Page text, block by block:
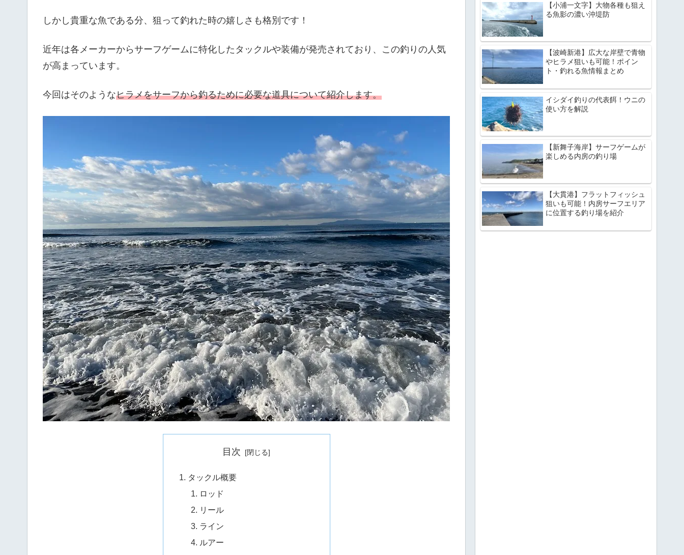
しかし貴重な魚である分、狙って釣れた時の嬉しさも格別です！
近年は各メーカーからサーフゲームに特化したタックルや装備が発売されており、この釣りの人気
が高まっています。
今回はそのようなヒラメをサーフから釣るために必要な道具について紹介します。
目次
タックル概要
ロッド
リール
ライン
ルアー
【小浦一文字】大物各種も狙え
る魚影の濃い沖堤防
【波崎新港】広大な岸壁で青物
やヒラメ狙いも可能！ポイン
ト・釣れる魚情報まとめ
イシダイ釣りの代表餌！ウニの
使い方を解説
【新舞子海岸】サーフゲームが
楽しめる内房の釣り場
【大貫港】フラットフィッシュ
狙いも可能！内房サーフエリア
に位置する釣り場を紹介